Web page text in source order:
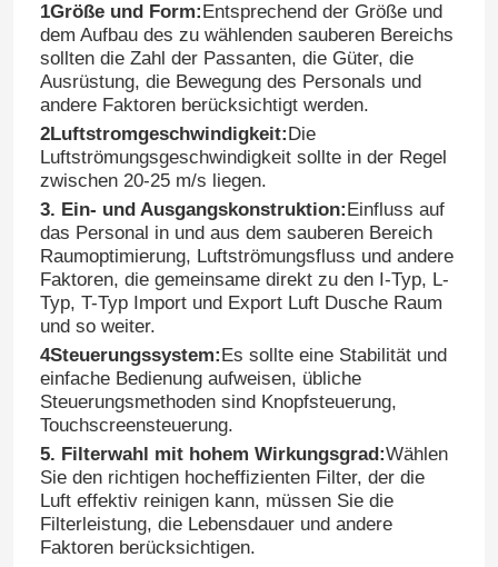
1Größe und Form:Entsprechend der Größe und
dem Aufbau des zu wählenden sauberen Bereichs
sollten die Zahl der Passanten, die Güter, die
Ausrüstung, die Bewegung des Personals und
andere Faktoren berücksichtigt werden.
2Luftstromgeschwindigkeit:Die
Luftströmungsgeschwindigkeit sollte in der Regel
zwischen 20-25 m/s liegen.
3. Ein- und Ausgangskonstruktion:Einfluss auf
das Personal in und aus dem sauberen Bereich
Raumoptimierung, Luftströmungsfluss und andere
Faktoren, die gemeinsame direkt zu den I-Typ, L-
Typ, T-Typ Import und Export Luft Dusche Raum
und so weiter.
4Steuerungssystem:Es sollte eine Stabilität und
einfache Bedienung aufweisen, übliche
Steuerungsmethoden sind Knopfsteuerung,
Touchscreensteuerung.
5. Filterwahl mit hohem Wirkungsgrad:Wählen
Sie den richtigen hocheffizienten Filter, der die
Luft effektiv reinigen kann, müssen Sie die
Filterleistung, die Lebensdauer und andere
Faktoren berücksichtigen.